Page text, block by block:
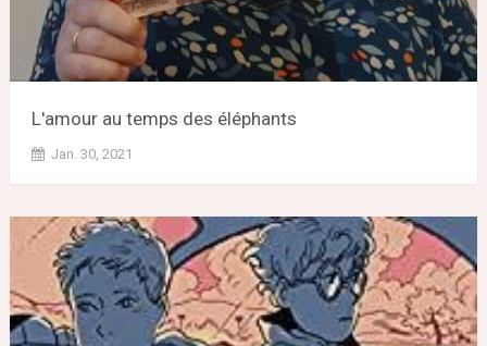
L'amour au temps des éléphants
Jan. 30, 2021